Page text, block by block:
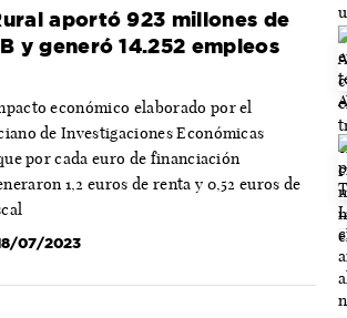
aportó 923 millones de
y generó 14.252 empleos
económico elaborado por el
de Investigaciones Económicas
por cada euro de financiación
1,2 euros de renta y 0,52 euros de
07/2023